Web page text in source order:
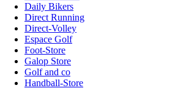
Daily Bikers
Direct Running
Direct-Volley
Espace Golf
Foot-Store
Galop Store
Golf and co
Handball-Store